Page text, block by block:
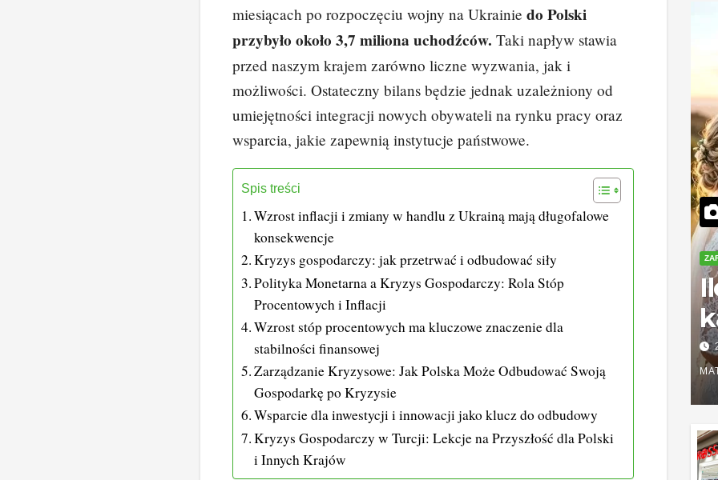
miesiącach po rozpoczęciu wojny na Ukrainie do Polski
przybyło około 3,7 miliona uchodźców. Taki napływ stawia
przed naszym krajem zarówno liczne wyzwania, jak i
możliwości. Ostateczny bilans będzie jednak uzależniony od
umiejętności integracji nowych obywateli na rynku pracy oraz
wsparcia, jakie zapewnią instytucje państwowe.
Spis treści
Wzrost inflacji i zmiany w handlu z Ukrainą mają długofalowe
konsekwencje
Kryzys gospodarczy: jak przetrwać i odbudować siły
Polityka Monetarna a Kryzys Gospodarczy: Rola Stóp
Procentowych i Inflacji
Wzrost stóp procentowych ma kluczowe znaczenie dla
stabilności finansowej
Zarządzanie Kryzysowe: Jak Polska Może Odbudować Swoją
Gospodarkę po Kryzysie
Wsparcie dla inwestycji i innowacji jako klucz do odbudowy
Kryzys Gospodarczy w Turcji: Lekcje na Przyszłość dla Polski
i Innych Krajów